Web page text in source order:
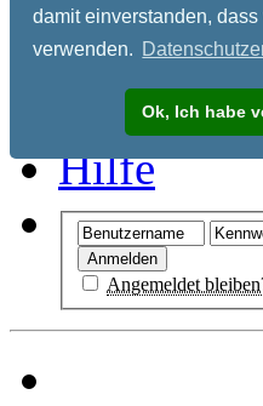
damit einverstanden,
verwenden.
Ok, Ich habe
Hilfe
Angemeldet